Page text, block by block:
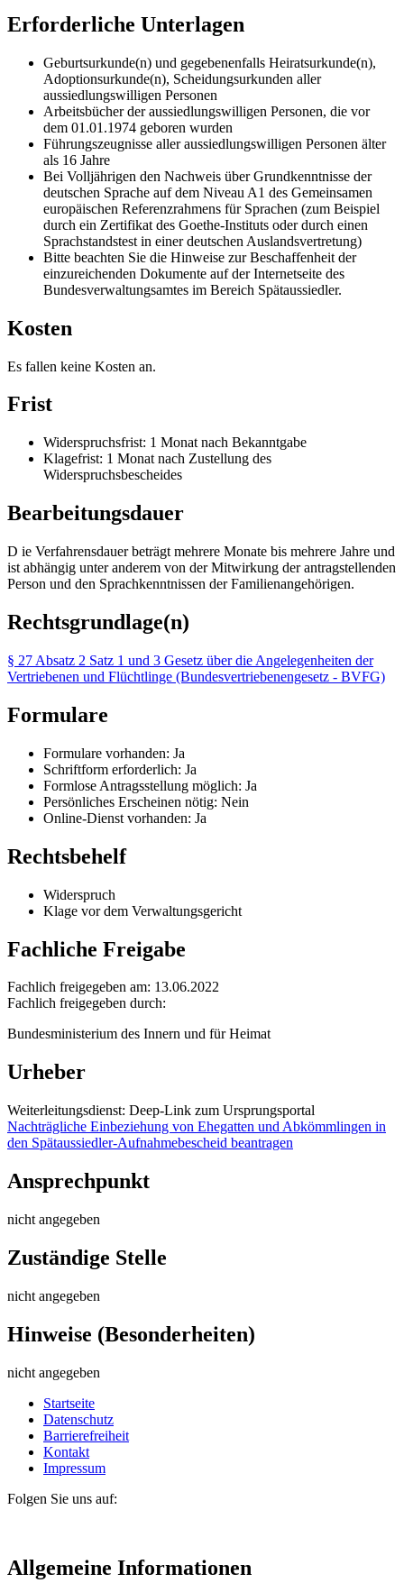
Erforderliche Unterlagen
Geburtsurkunde(n) und gegebenenfalls Heiratsurkunde(n),
Adoptionsurkunde(n), Scheidungsurkunden aller
aussiedlungswilligen Personen
Arbeitsbücher der aussiedlungswilligen Personen, die vor
dem 01.01.1974 geboren wurden
Führungszeugnisse aller aussiedlungswilligen Personen älter
als 16 Jahre
Bei Volljährigen den Nachweis über Grundkenntnisse der
deutschen Sprache auf dem Niveau A1 des Gemeinsamen
europäischen Referenzrahmens für Sprachen (zum Beispiel
durch ein Zertifikat des Goethe-Instituts oder durch einen
Sprachstandstest in einer deutschen Auslandsvertretung)
Bitte beachten Sie die Hinweise zur Beschaffenheit der
einzureichenden Dokumente auf der Internetseite des
Bundesverwaltungsamtes im Bereich Spätaussiedler.
Kosten
Es fallen keine Kosten an.
Frist
Widerspruchsfrist: 1 Monat nach Bekanntgabe
Klagefrist: 1 Monat nach Zustellung des
Widerspruchsbescheides
Bearbeitungsdauer
D ie Verfahrensdauer beträgt mehrere Monate bis mehrere Jahre und
ist abhängig unter anderem von der Mitwirkung der antragstellenden
Person und den Sprachkenntnissen der Familienangehörigen.
Rechtsgrundlage(n)
§ 27 Absatz 2 Satz 1 und 3 Gesetz über die Angelegenheiten der
Vertriebenen und Flüchtlinge (Bundesvertriebenengesetz - BVFG)
Formulare
Formulare vorhanden: Ja
Schriftform erforderlich: Ja
Formlose Antragsstellung möglich: Ja
Persönliches Erscheinen nötig: Nein
Online-Dienst vorhanden: Ja
Rechtsbehelf
Widerspruch
Klage vor dem Verwaltungsgericht
Fachliche Freigabe
Fachlich freigegeben am: 13.06.2022
Fachlich freigegeben durch:
Bundesministerium des Innern und für Heimat
Urheber
Weiterleitungsdienst: Deep-Link zum Ursprungsportal
Nachträgliche Einbeziehung von Ehegatten und Abkömmlingen in
den Spätaussiedler-Aufnahmebescheid beantragen
Ansprechpunkt
nicht angegeben
Zuständige Stelle
nicht angegeben
Hinweise (Besonderheiten)
nicht angegeben
Startseite
Datenschutz
Barrierefreiheit
Kontakt
Impressum
Folgen Sie uns auf:
Allgemeine Informationen